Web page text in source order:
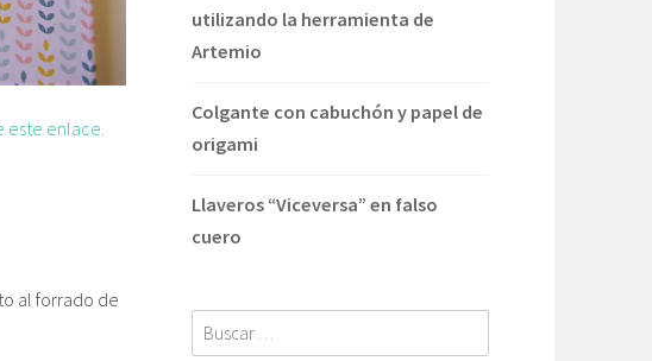
este enlace.
al forrado de
utilizando la herramienta de
Artemio
Colgante con cabuchón y papel de
origami
Llaveros “Viceversa” en falso
cuero
Buscar: